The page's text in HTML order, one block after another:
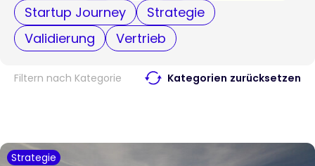
Startup Journey
Strategie
Validierung
Vertrieb
Filtern nach Kategorie Kategorien zurücksetzen
Strategie